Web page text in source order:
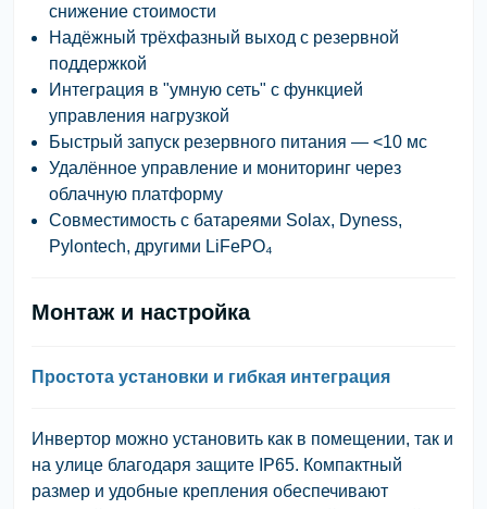
снижение стоимости
Надёжный трёхфазный выход с резервной
поддержкой
Интеграция в "умную сеть" с функцией
управления нагрузкой
Быстрый запуск резервного питания — <10 мс
Удалённое управление и мониторинг через
облачную платформу
Совместимость с батареями Solax, Dyness,
Pylontech, другими LiFePO₄
Монтаж и настройка
Простота установки и гибкая интеграция
Инвертор можно установить как в помещении, так и
на улице благодаря защите IP65. Компактный
размер и удобные крепления обеспечивают